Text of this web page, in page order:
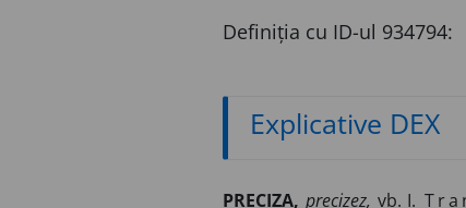
Definiția cu ID-ul 934794:
Explicative DEX
PRECIZA, precizez, vb. I.